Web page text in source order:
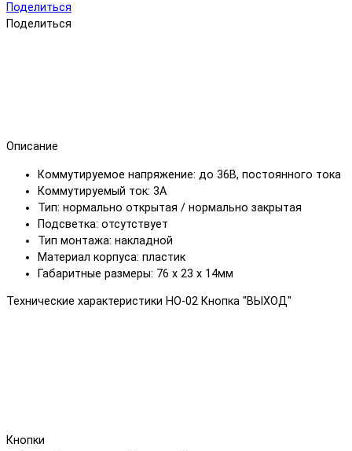
Поделиться
Поделиться
Описание
Коммутируемое напряжение: до 36В, постоянного тока
Коммутируемый ток: 3А
Тип: нормально открытая / нормально закрытая
Подсветка: отсутствует
Тип монтажа: накладной
Материал корпуса: пластик
Габаритные размеры: 76 х 23 х 14мм
Технические характеристики HO-02 Кнопка "ВЫХОД"
Кнопки